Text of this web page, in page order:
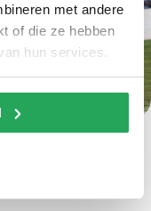
met andere
of die ze hebben
hun services.
bij